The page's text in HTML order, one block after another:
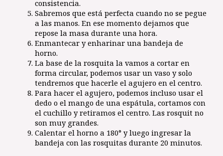
consistencia.
Sabremos que está perfecta cuando no se pegue
a las manos. En ese momento dejamos que
repose la masa durante una hora.
Enmantecar y enharinar una bandeja de
horno.
La base de la rosquita la vamos a cortar en
forma circular, podemos usar un vaso y solo
tendremos que hacerle el agujero en el centro.
Para hacer el agujero, podemos incluso usar el
dedo o el mango de una espátula, cortamos con
el cuchillo y retiramos el centro. Las rosquit no
son muy grandes.
Calentar el horno a 180° y luego ingresar la
bandeja con las rosquitas durante 20 minutos.